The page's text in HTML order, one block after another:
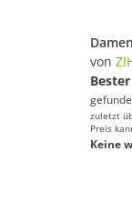
von
zuletzt
Preis
Keine